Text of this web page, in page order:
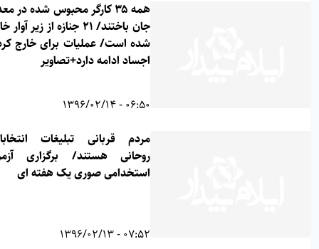
همه ۳۵ کارگر محبوس شده در معدن
جان باختند/ ۲۱ جنازه از زیر آوار خارج
شده است/ عملیات برای خارج کردن
اجساد ادامه دارد+تصاویر
06:50 - 1396/02/14
مردم قربانی تبلیغات انتخاباتی
روحانی هستند/ برگزاری آزمون
استخدامی صوری یک هفته ای
07:52 - 1396/02/13